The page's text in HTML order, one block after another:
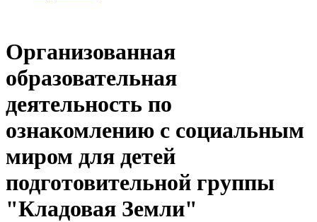
Организованная
образовательная
деятельность по
ознакомлению с социальным
миром для детей
подготовительной группы
"Кладовая Земли"